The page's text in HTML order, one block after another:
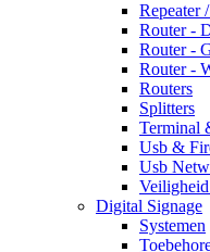
Repeater
Router -
Router -
Router -
Routers
Splitters
Terminal
Usb &
Usb
Digital Signage
Systemen